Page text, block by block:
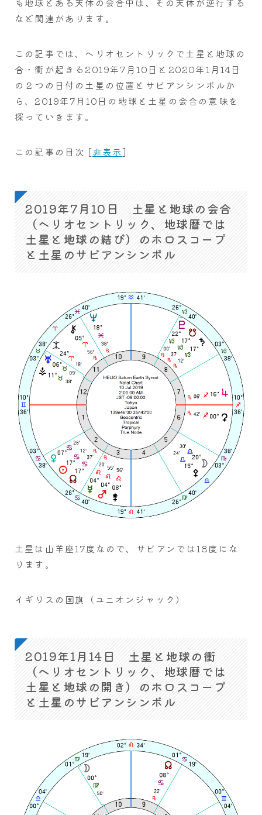
など関連があります。
この記事では、ヘリオセントリックで土星と地球の
合・衝が起きる2019年7月10日と2020年1月14日
の２つの日付の土星の位置とサビアンシンボルか
ら、2019年7月10日の地球と土星の会合の意味を
探っていきます。
この記事の目次 [非表示]
2019年7月10日 土星と地球の会合
（ヘリオセントリック、地球暦では
土星と地球の結び）のホロスコープ
と土星のサビアンシンボル
土星は山羊座17度なので、サビアンでは18度にな
ります。
イギリスの国旗（ユニオンジャック）
2019年1月14日 土星と地球の衝
（ヘリオセントリック、地球暦では
土星と地球の開き）のホロスコープ
と土星のサビアンシンボル